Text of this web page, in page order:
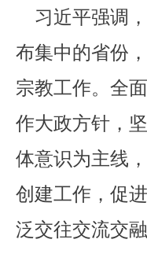
习近平强调
布集中的省份
宗教工作。全
作大政方针，
体意识为主线
创建工作，促
泛交往交流交